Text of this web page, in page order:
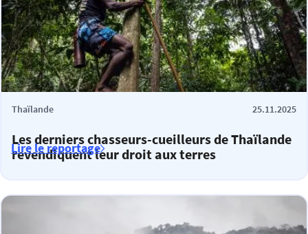
Thaïlande 25.11.2025
Les derniers chasseurs-cueilleurs de Thaïlande
revendiquent leur droit aux terres
Lire le reportage